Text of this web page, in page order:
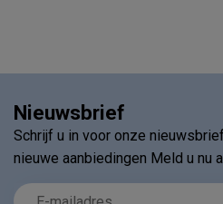
Nieuwsbrief
Schrijf u in voor onze
nieuwe aanbiedingen Meld u nu